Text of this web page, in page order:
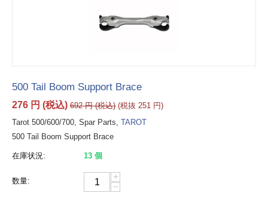
500 Tail Boom Support Brace
276 円 (税込) 692 円(税込) (税抜 251 円)
Tarot 500/600/700, Spar Parts, TAROT
500 Tail Boom Support Brace
在庫状況: 13 個
数量:
+
−